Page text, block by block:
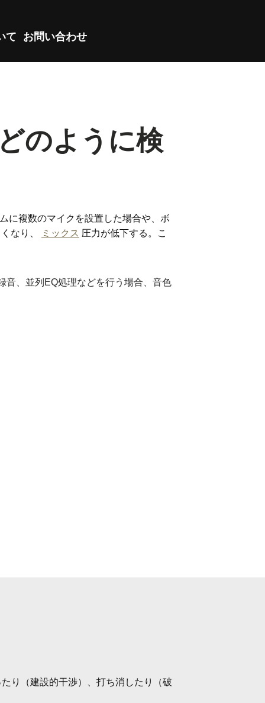
て お問い合わせ
のように検
に複数のマイクを設置した場合や、ボ
なり、
ミックス 圧力が低下する。こ
音、並列EQ処理などを行う場合、音色
り（建設的干渉）、打ち消したり（破